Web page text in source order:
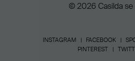
© 2026 Casilda se
INSTAGRAM FACEBOOK
PINTEREST